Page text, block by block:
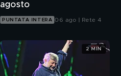
agosto
PUNTATA INTERA 06 ago | Rete 4
2 MIN